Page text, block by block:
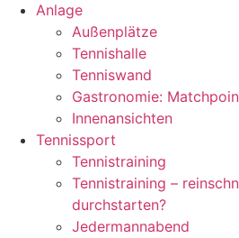
Anlage
Außenplätze
Tennishalle
Tenniswand
Gastronomie:
Innenansichten
Tennissport
Tennistraining
Tennistraining –
durchstarten?
Jedermannabend